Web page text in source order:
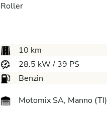
Roller
10 km
28.5 kW / 39 PS
Benzin
Motomix SA, Manno (TI)